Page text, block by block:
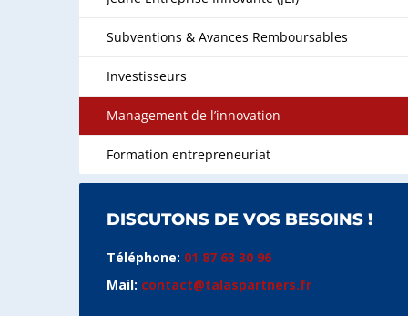
Subventions & Avances Remboursables
Investisseurs
Management de l’innovation
Formation entrepreneuriat
DISCUTONS DE VOS BESOINS !
Téléphone: 01 87 63 30 96
Mail: contact@talaspartners.fr